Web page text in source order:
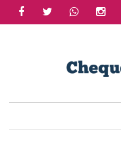
facebooktwitter whatsapp